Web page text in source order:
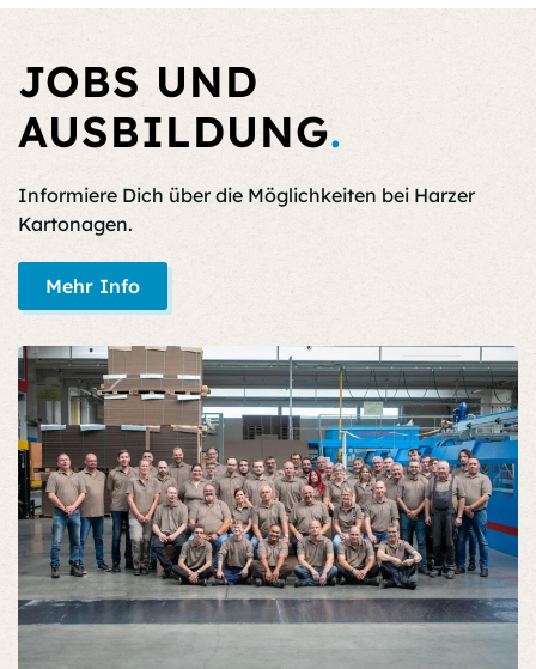
JOBS UND
AUSBILDUNG.
Informiere Dich über die Möglichkeiten bei Harzer
Kartonagen.
Mehr Info